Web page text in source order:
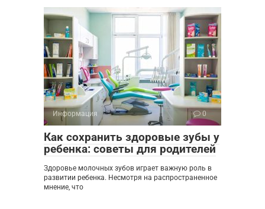
Информация 0
Как сохранить здоровые зубы у
ребенка: советы для родителей
Здоровье молочных зубов играет важную роль в
развитии ребенка. Несмотря на распространенное
мнение, что